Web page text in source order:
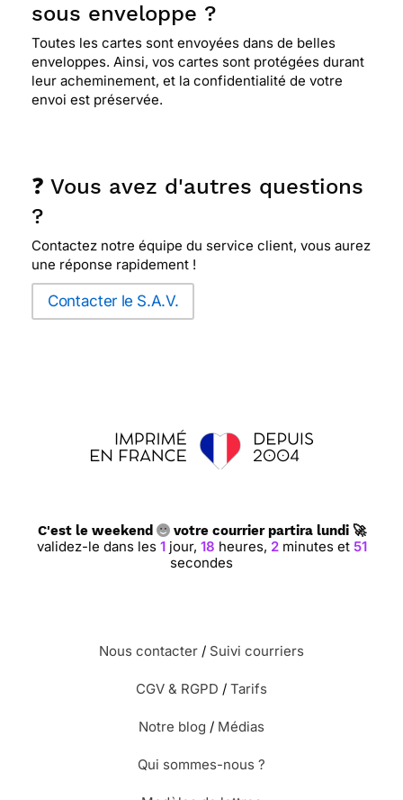
sous enveloppe ?
Toutes les cartes sont envoyées dans de belles
enveloppes. Ainsi, vos cartes sont protégées durant
leur acheminement, et la confidentialité de votre
envoi est préservée.
❓ Vous avez d'autres questions
?
Contactez notre équipe du service client, vous aurez
une réponse rapidement !
Contacter le S.A.V.
C'est le weekend votre courrier partira lundi 🚀
validez-le dans les 1jour, 18heures, 2minutes et 50
secondes
Nous contacter / Suivi courriers
CGV & RGPD / Tarifs
Notre blog / Médias
Qui sommes-nous ?